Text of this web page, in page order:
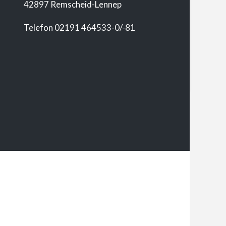
42897 Remscheid-Lennep
Telefon 02191 464533-0/-81